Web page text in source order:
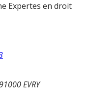
Expertes en droit
EVRY